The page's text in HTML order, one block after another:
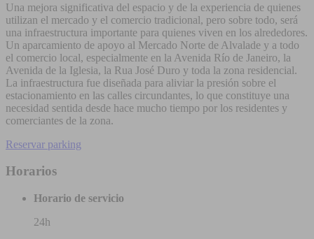
Una mejora significativa del espacio y de la experiencia de quienes
utilizan el mercado y el comercio tradicional, pero sobre todo, será
una infraestructura importante para quienes viven en los alrededores.
Un aparcamiento de apoyo al Mercado Norte de Alvalade y a todo
el comercio local, especialmente en la Avenida Río de Janeiro, la
Avenida de la Iglesia, la Rua José Duro y toda la zona residencial.
La infraestructura fue diseñada para aliviar la presión sobre el
estacionamiento en las calles circundantes, lo que constituye una
necesidad sentida desde hace mucho tiempo por los residentes y
comerciantes de la zona.
Reservar parking
Horarios
Horario de servicio
24h